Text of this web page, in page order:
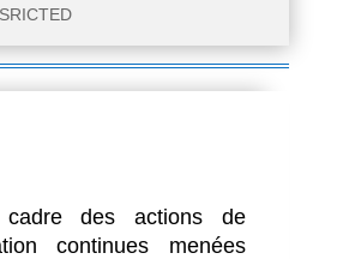
des actions de
continues menées